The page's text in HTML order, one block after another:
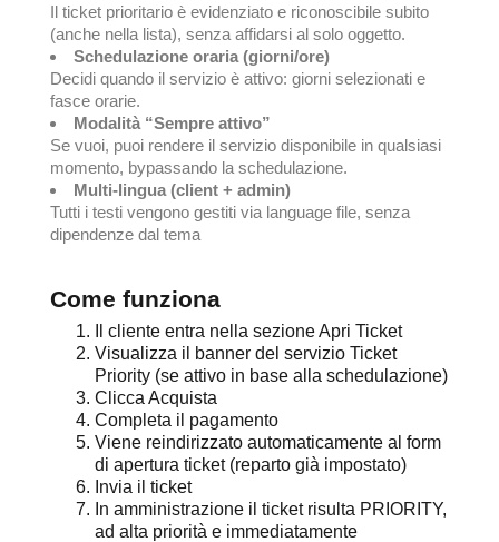
Il ticket prioritario è evidenziato e riconoscibile subito
(anche nella lista), senza affidarsi al solo oggetto.
Schedulazione oraria (giorni/ore)
Decidi quando il servizio è attivo: giorni selezionati e
fasce orarie.
Modalità “Sempre attivo”
Se vuoi, puoi rendere il servizio disponibile in qualsiasi
momento, bypassando la schedulazione.
Multi-lingua (client + admin)
Tutti i testi vengono gestiti via language file, senza
dipendenze dal tema
Come funziona
Il cliente entra nella sezione Apri Ticket
Visualizza il banner del servizio Ticket
Priority (se attivo in base alla schedulazione)
Clicca Acquista
Completa il pagamento
Viene reindirizzato automaticamente al form
di apertura ticket (reparto già impostato)
Invia il ticket
In amministrazione il ticket risulta PRIORITY,
ad alta priorità e immediatamente